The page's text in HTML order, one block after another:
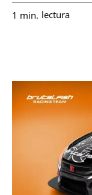
1 min. lectura